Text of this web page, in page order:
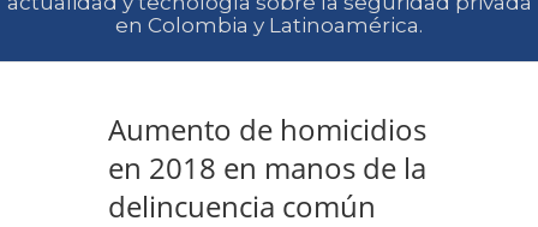
en Colombia y Latinoamérica.
Aumento de homicidios
en 2018 en manos de la
delincuencia común